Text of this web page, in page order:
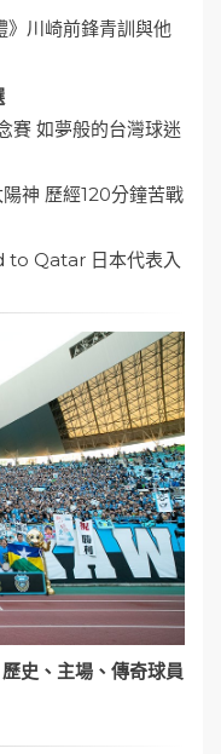
川崎前鋒青訓與他
賽 如夢般的台灣球迷
神 歷經120分鐘苦戰
to Qatar 日本代表入
史、主場、傳奇球員